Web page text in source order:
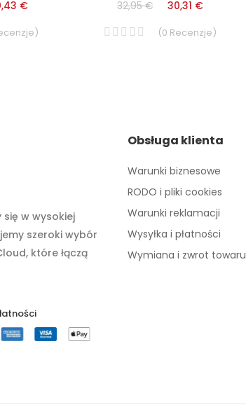
€
)
32,95 €
30,31 €
(0 Recenzje)
w wysokiej
szeroki wybór
które łączą
Obsługa klienta
Warunki biznesowe
RODO i pliki cookies
Warunki reklamacji
Wysyłka i płatności
Wymiana i zwrot towaru